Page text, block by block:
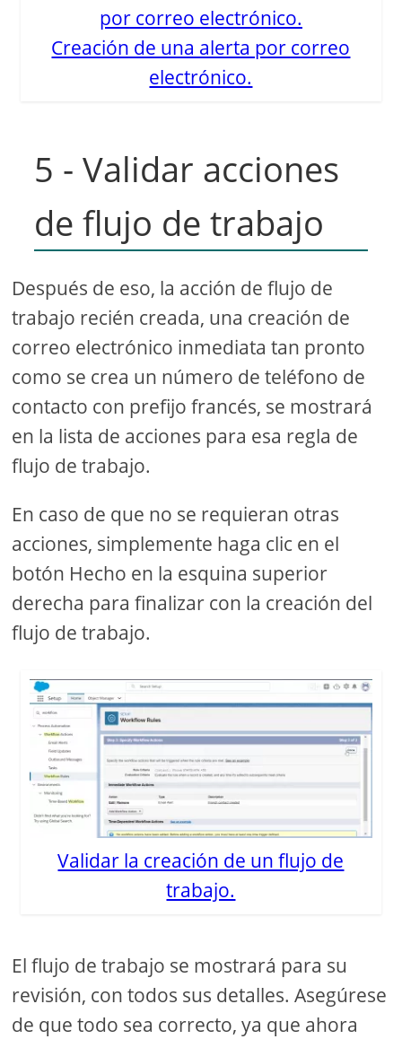
Creación de una alerta por correo
electrónico.
5 - Validar acciones
de flujo de trabajo
Después de eso, la acción de flujo de
trabajo recién creada, una creación de
correo electrónico inmediata tan pronto
como se crea un número de teléfono de
contacto con prefijo francés, se mostrará
en la lista de acciones para esa regla de
flujo de trabajo.
En caso de que no se requieran otras
acciones, simplemente haga clic en el
botón Hecho en la esquina superior
derecha para finalizar con la creación del
flujo de trabajo.
Validar la creación de un flujo de
trabajo.
El flujo de trabajo se mostrará para su
revisión, con todos sus detalles. Asegúrese
de que todo sea correcto, ya que ahora